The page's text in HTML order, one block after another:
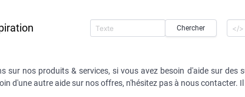
Chercher
sur nos produits & services, si vous avez besoin d'aide sur des
d'une autre aide sur nos offres, n'hésitez pas à nous contacter.